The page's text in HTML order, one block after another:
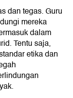
dan tegas. Guru
mereka
dalam
Tentu saja,
etika dan